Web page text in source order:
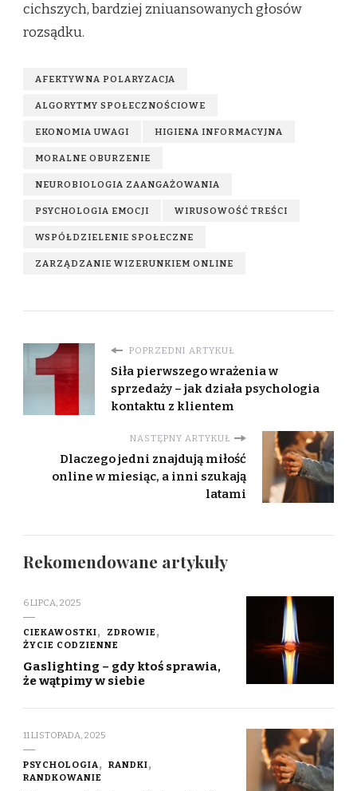
cichszych, bardziej zniuansowanych głosów
rozsądku.
AFEKTYWNA POLARYZACJA
ALGORYTMY SPOŁECZNOŚCIOWE
EKONOMIA UWAGI HIGIENA INFORMACYJNA
MORALNE OBURZENIE
NEUROBIOLOGIA ZAANGAŻOWANIA
PSYCHOLOGIA EMOCJI WIRUSOWOŚĆ TREŚCI
WSPÓŁDZIELENIE SPOŁECZNE
ZARZĄDZANIE WIZERUNKIEM ONLINE
POPRZEDNI ARTYKUŁ
Siła pierwszego wrażenia w
sprzedaży – jak działa psychologia
kontaktu z klientem
NASTĘPNY ARTYKUŁ
Dlaczego jedni znajdują miłość
online w miesiąc, a inni szukają
latami
Rekomendowane artykuły
6 LIPCA, 2025
CIEKAWOSTKI
ZDROWIE
ŻYCIE CODZIENNE
Gaslighting – gdy ktoś sprawia,
że wątpimy w siebie
11 LISTOPADA, 2025
PSYCHOLOGIA
RANDKI
RANDKOWANIE